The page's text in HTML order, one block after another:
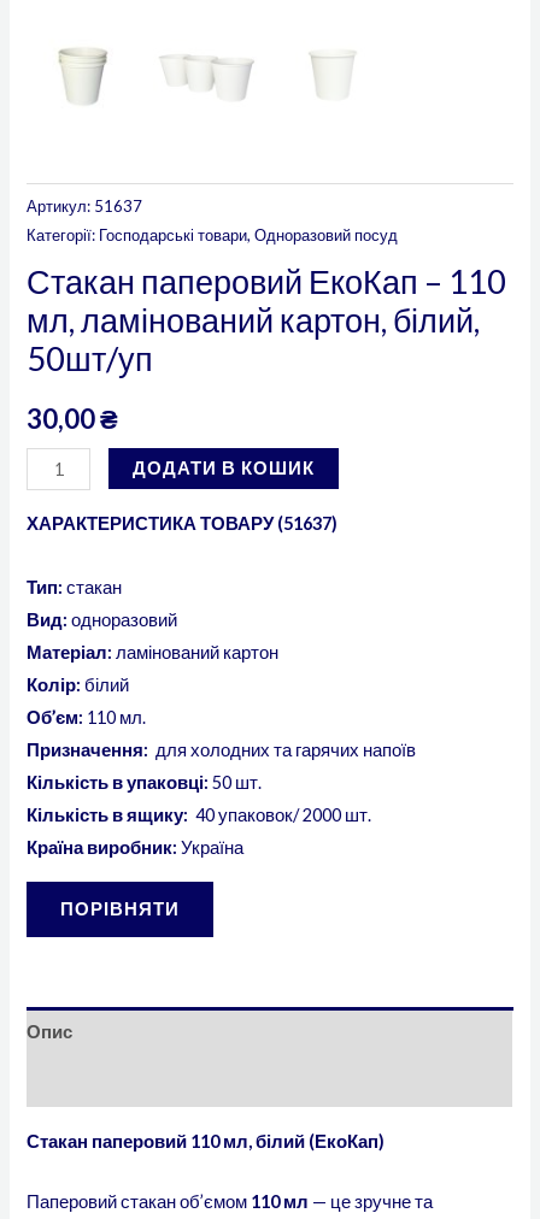
Артикул: 51637
Категорії: Господарські товари,Одноразовий посуд
Стакан паперовий ЕкоКап – 110
мл, ламінований картон, білий,
50шт/уп
30,00₴
ДОДАТИ В КОШИК
ХАРАКТЕРИСТИКА ТОВАРУ (51637)
Тип:стакан
Вид: одноразовий
Матеріал: ламінований картон
Колір:білий
Об’єм: 110 мл.
Призначення: для холодних та гарячих напоїв
Кількість в упаковці:50 шт.
Кількість в ящику: 40 упаковок/ 2000 шт.
Країна виробник:Україна
ПОРІВНЯТИ
Опис
Стакан паперовий 110 мл, білий (ЕкоКап)
Паперовий стакан об’ємом 110 мл — це зручне та